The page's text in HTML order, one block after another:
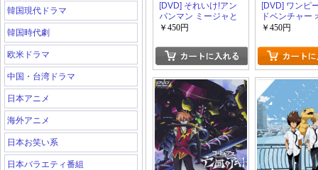
韓国現代ドラマ
韓国時代劇
欧米ドラマ
中国・台湾ドラマ
日本アニメ
海外アニメ
日本お笑い系
日本バラエティ番組
[DVD] それいけ!アン
パンマン ミージャと
魔法のランプ
￥450円
[DVD] ワンピ
ドベンチャー
ブランディア~
￥450円